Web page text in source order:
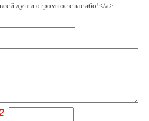
души огромное спасибо!</a>